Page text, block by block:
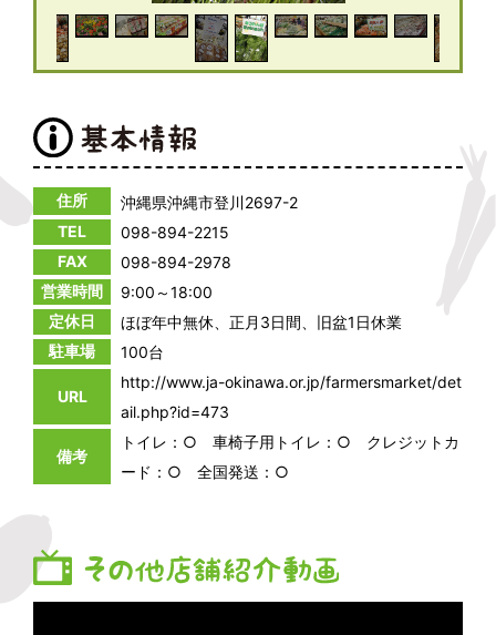
住所
沖縄県沖縄市登川2697-2
TEL
098-894-2215
FAX
098-894-2978
営業時間
9:00～18:00
定休日
ほぼ年中無休、正月3日間、旧盆1日休業
駐車場
100台
URL
http://www.ja-okinawa.or.jp/farmersmarket/det
ail.php?id=473
備考
トイレ：○ 車椅子用トイレ：○ クレジットカ
ード：○ 全国発送：○